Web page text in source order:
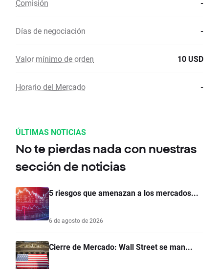
Comisión -
Días de negociación -
Valor mínimo de orden 10 USD
Horario del Mercado -
ÚLTIMAS NOTICIAS
No te pierdas nada con nuestras
sección de noticias
5 riesgos que amenazan a los mercados...
6 de agosto de 2026
Cierre de Mercado: Wall Street se man...